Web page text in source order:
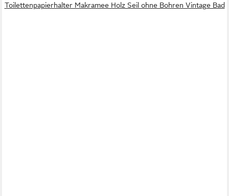
Toilettenpapierhalter Makramee Holz Seil ohne Bohren Vintage Bad